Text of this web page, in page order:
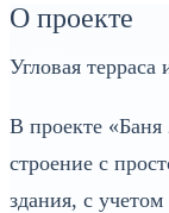
О проекте
Угловая
В проекте «Баня
строение с
здания, с